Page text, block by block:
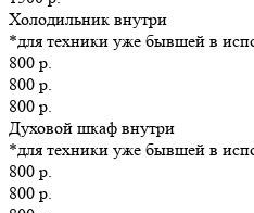
Холодильник внутри
*для техники уже бывшей в
800 р.
800 р.
800 р.
Духовой шкаф внутри
*для техники уже бывшей в
800 р.
800 р.